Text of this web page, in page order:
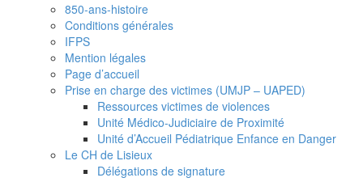
850-ans-histoire
Conditions générales
IFPS
Mention légales
Page d’accueil
Prise en charge des victimes (UMJP – UAPED)
Ressources victimes de violences
Unité Médico-Judiciaire de Proximité
Unité d’Accueil Pédiatrique Enfance en Danger
Le CH de Lisieux
Délégations de signature